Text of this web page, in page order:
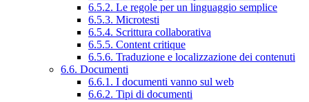
6.5.2. Le regole per un linguaggio semplice
6.5.3. Microtesti
6.5.4. Scrittura collaborativa
6.5.5. Content critique
6.5.6. Traduzione e localizzazione dei contenuti
6.6. Documenti
6.6.1. I documenti vanno sul web
6.6.2. Tipi di documenti